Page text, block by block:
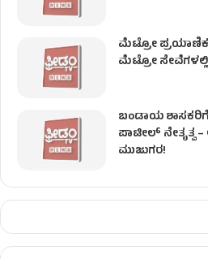
ಮೆಟ್ರೋ
ಮೆಟ್ರೋ ಸೇವೆಗಳಲ್ಲಿ
ಬಂಡಾಯ ಶಾಸಕರಿಗೆ
ಪಾಟೀಲ್ ನೇತೃತ್ವ
ಮುಜುಗರ!